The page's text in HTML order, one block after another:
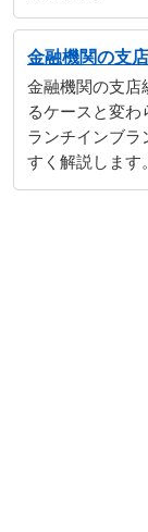
金融機関の支
金融機関の支店
るケースと変
ランチインブラ
すく解説します。